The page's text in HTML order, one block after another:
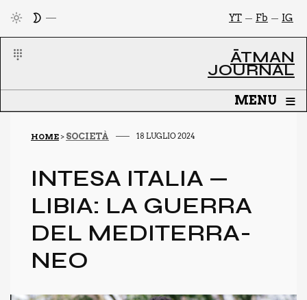
IG
Fb
YT
ĀTMAN
JOURNAL
MENU ≡
HOME> SOCIETÀ 18 LUGLIO 2024
INTE­SA ITA­LIA —
LIBIA: LA GUER­RA
DEL MEDI­TER­RA­
NEO